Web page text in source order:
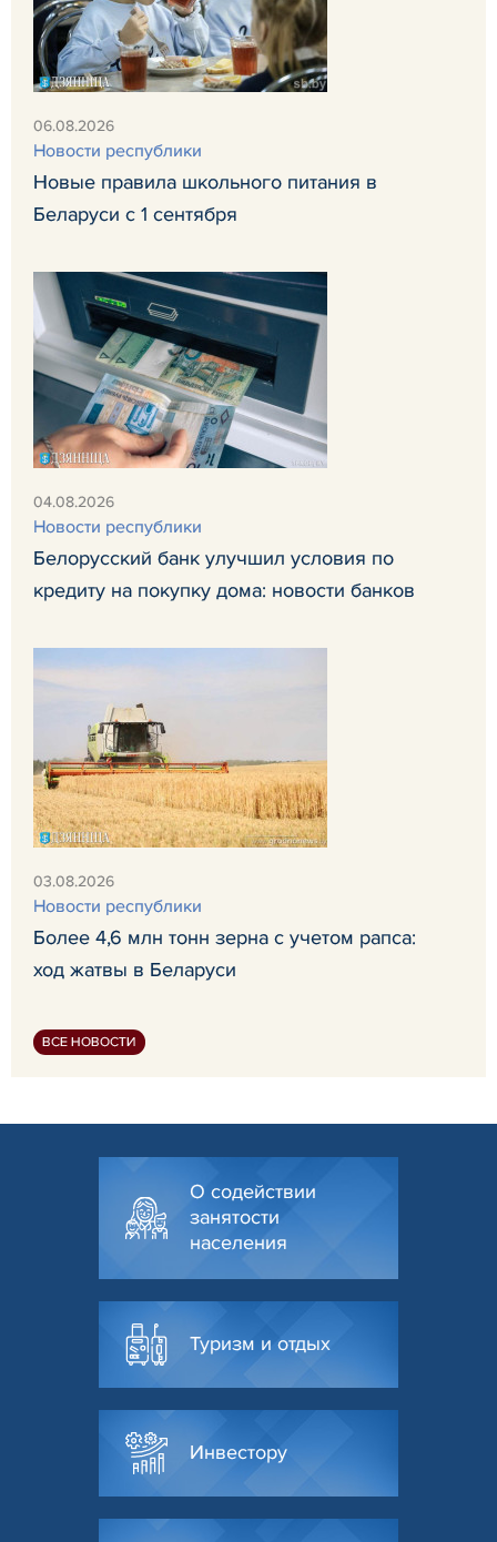
06.08.2026
Новости республики
Новые правила школьного питания в
Беларуси с 1 сентября
04.08.2026
Новости республики
Белорусский банк улучшил условия по
кредиту на покупку дома: новости банков
03.08.2026
Новости республики
Более 4,6 млн тонн зерна с учетом рапса:
ход жатвы в Беларуси
ВСЕ НОВОСТИ
О содействии
занятости
населения
Туризм и отдых
Инвестору